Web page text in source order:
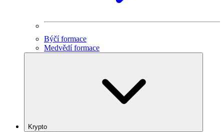
Býčí formace
Medvědí formace
Krypto